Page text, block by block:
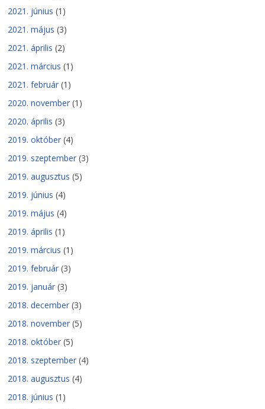
2021. június (1)
2021. május (3)
2021. április (2)
2021. március (1)
2021. február (1)
2020. november (1)
2020. április (3)
2019. október (4)
2019. szeptember (3)
2019. augusztus (5)
2019. június (4)
2019. május (4)
2019. április (1)
2019. március (1)
2019. február (3)
2019. január (3)
2018. december (3)
2018. november (5)
2018. október (5)
2018. szeptember (4)
2018. augusztus (4)
2018. június (1)